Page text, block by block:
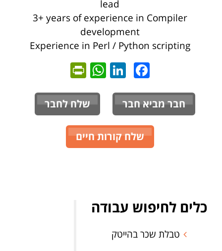
lead
3+ years of experience in Compiler
development
Experience in Perl / Python scripting
Facebook
LinkedIn
WhatsApp
חבר מביא חבר שלח לחבר
שלח קורות חיים
כלים לחיפוש עבודה
טבלת שכר בהייטק